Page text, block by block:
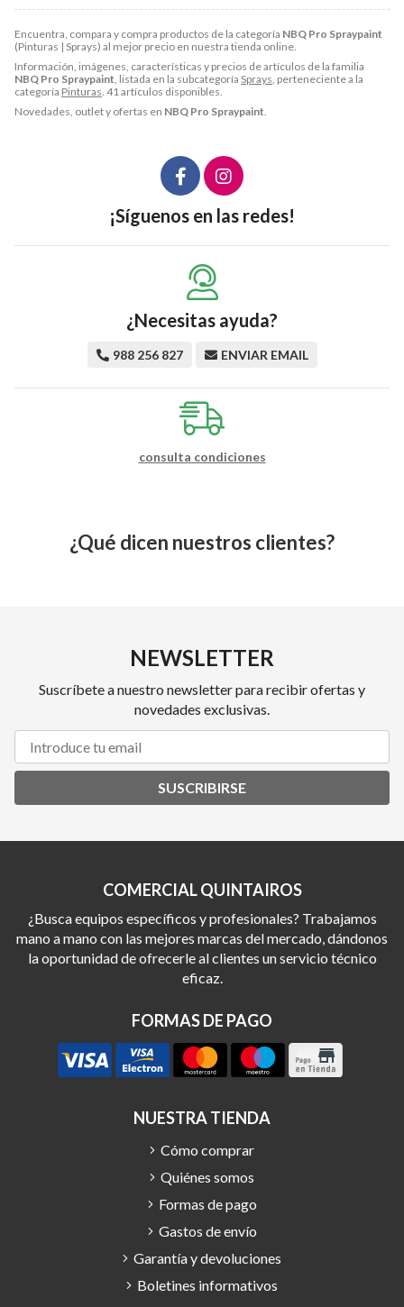
Encuentra, compara y compra productos de la categoría NBQ Pro Spraypaint
(Pinturas | Sprays) al mejor precio en nuestra tienda online.
Información, imágenes, características y precios de artículos de la familia
NBQ Pro Spraypaint, listada en la subcategoría Sprays, perteneciente a la
categoría Pinturas. 41 artículos disponibles.
Novedades, outlet y ofertas en NBQ Pro Spraypaint.
¡Síguenos en las redes!
¿Necesitas ayuda?
988 256 827 ENVIAR EMAIL
consulta condiciones
¿Qué dicen nuestros clientes?
NEWSLETTER
Suscríbete a nuestro newsletter para recibir ofertas y
novedades exclusivas.
SUSCRIBIRSE
COMERCIAL QUINTAIROS
¿Busca equipos específicos y profesionales? Trabajamos
mano a mano con las mejores marcas del mercado, dándonos
la oportunidad de ofrecerle al clientes un servicio técnico
eficaz.
FORMAS DE PAGO
NUESTRA TIENDA
Cómo comprar
Quiénes somos
Formas de pago
Gastos de envío
Garantía y devoluciones
Boletines informativos